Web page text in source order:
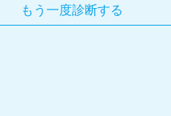
もう一度診断する